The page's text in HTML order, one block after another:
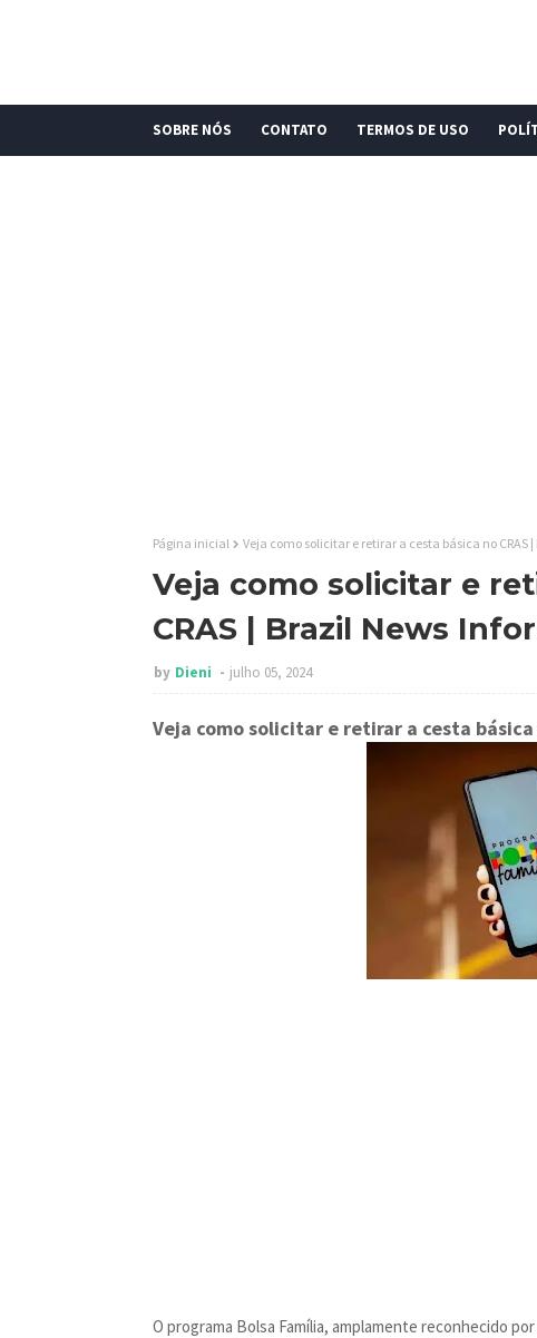
SOBRE NÓS CONTATO TERMOS DE USO
Página inicial Veja como solicitar e retirar a cesta básica no CRAS
Veja como solicitar e
CRAS | Brazil News
by Dieni julho 05, 2024
Veja como solicitar e retirar a cesta básica
O programa Bolsa Família, amplamente reconhecido